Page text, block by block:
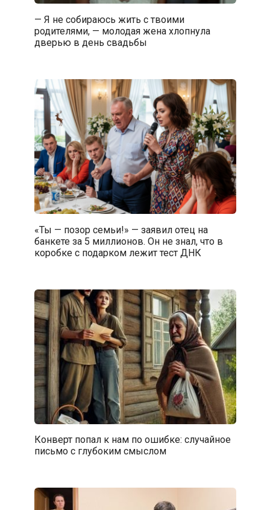
— Я не собираюсь жить с твоими
родителями, — молодая жена хлопнула
дверью в день свадьбы
«Ты — позор семьи!» — заявил отец на
банкете за 5 миллионов. Он не знал, что в
коробке с подарком лежит тест ДНК
Конверт попал к нам по ошибке: случайное
письмо с глубоким смыслом